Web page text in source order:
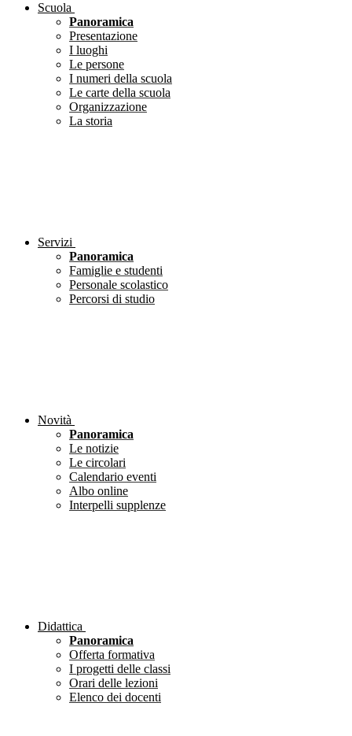
Scuola
Panoramica
Presentazione
I luoghi
Le persone
I numeri della scuola
Le carte della scuola
Organizzazione
La storia
Servizi
Panoramica
Famiglie e studenti
Personale scolastico
Percorsi di studio
Novità
Panoramica
Le notizie
Le circolari
Calendario eventi
Albo online
Interpelli supplenze
Didattica
Panoramica
Offerta formativa
I progetti delle classi
Orari delle lezioni
Elenco dei docenti